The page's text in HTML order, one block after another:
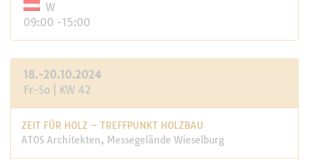
W
09:00 -15:00
18.-20.10.2024
Fr-So | KW 42
ZEIT FÜR HOLZ – TREFFPUNKT HOLZBAU
ATOS Architekten, Messegelände Wieselburg